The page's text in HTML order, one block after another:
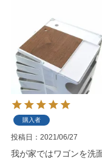
購入者
投稿日 2021/06/27
我が家ではワゴンを洗